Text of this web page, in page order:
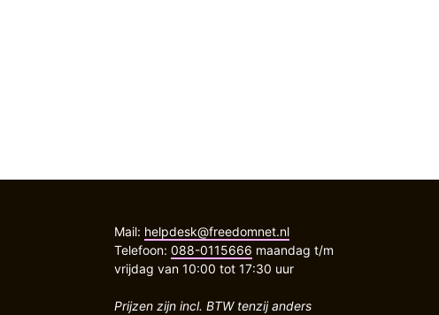
Mail: helpdesk@freedomnet.nl
Telefoon: 088-0115666 maandag t/m
vrijdag van 10:00 tot 17:30 uur
Prijzen zijn incl. BTW tenzij anders